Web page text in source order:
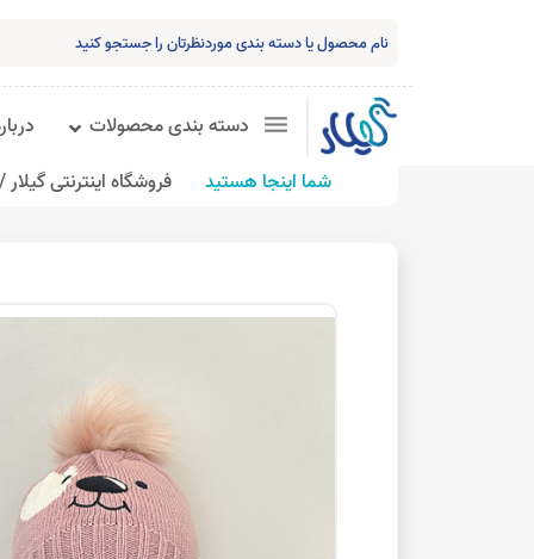
دسته بندی محصولات
شما اینجا هستید
فروشگاه اینترنتی گیلار /